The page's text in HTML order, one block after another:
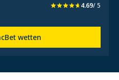
4.69/ 5
wetten